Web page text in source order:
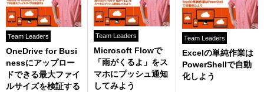
Team Leaders
OneDrive for Busi
nessにアップロー
ドできる最大ファイ
ルサイズを検証する
Team Leaders
Microsoft Flowで
「雨がくるよ」をス
マホにプッシュ通知
してみよう
Team Leaders
Excelの単純作業は
PowerShellで自動
化しよう